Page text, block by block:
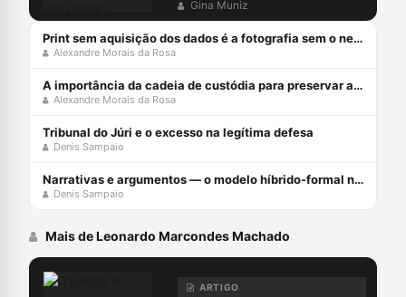
preventiva
Gina Muniz
Print sem aquisição dos dados é a fotografia sem o negativo
Alexandre Morais da Rosa
A importância da cadeia de custódia para preservar a prova penal
Alexandre Morais da Rosa
Tribunal do Júri e o excesso na legítima defesa
Denis Sampaio
Narrativas e argumentos — o modelo híbrido-formal no Júri
Denis Sampaio
Mais de Leonardo Marcondes Machado
ARTIGO